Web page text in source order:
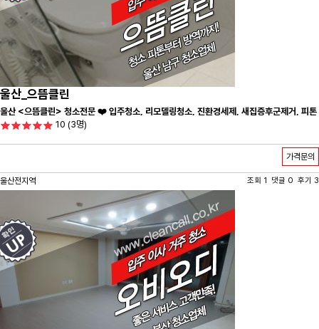
울산_으뜸클린
울산 <으뜸클린> 청소전문 ❤️ 입주청소, 리모델링청소, 진환경세제, 새집증후군제거, 피톤
치드시공 전문 청소 업체 ❤️
10 (3명)
가격문의
울산전지역 조회 1 댓글 0 후기 3